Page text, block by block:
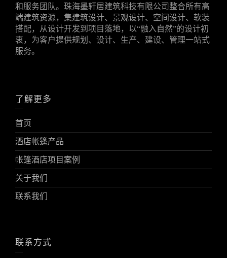
和服务团队。珠海墨轩居建筑科技有限公司整合所有高
端建筑资源，集建筑设计、景观设计、空间设计、软装
搭配，从设计开发到项目落地，以“融入自然”的设计初
衷，为客户提供规划、设计、生产、建设、管理一站式
服务。
了解更多
首页
酒店帐篷产品
帐篷酒店项目案例
关于我们
联系我们
联系方式